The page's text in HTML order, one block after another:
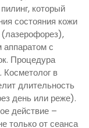
который
состояния кожи
аппаратом с
Процедура
Косметолог в
длительность
день или реже).
действие –
только от сеанса